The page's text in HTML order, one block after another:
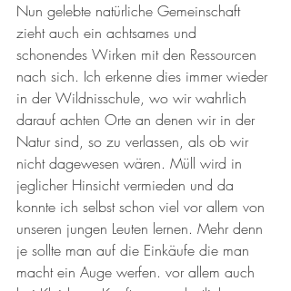
Nun gelebte natürliche Gemeinschaft
zieht auch ein achtsames und
schonendes Wirken mit den Ressourcen
nach sich. Ich erkenne dies immer wieder
in der Wildnisschule, wo wir wahrlich
darauf achten Orte an denen wir in der
Natur sind, so zu verlassen, als ob wir
nicht dagewesen wären. Müll wird in
jeglicher Hinsicht vermieden und da
konnte ich selbst schon viel vor allem von
unseren jungen Leuten lernen. Mehr denn
je sollte man auf die Einkäufe die man
macht ein Auge werfen. vor allem auch